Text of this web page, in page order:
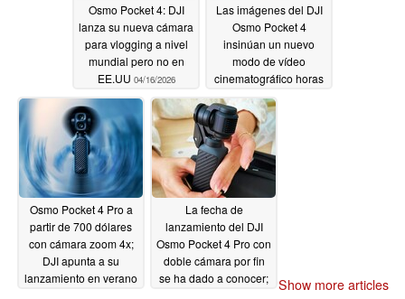
Osmo Pocket 4: DJI
lanza su nueva cámara
para vlogging a nivel
mundial pero no en
EE.UU 04/16/2026
Las imágenes del DJI
Osmo Pocket 4
insinúan un nuevo
modo de vídeo
cinematográfico horas
antes de su
lanzamiento
Osmo Pocket 4 Pro a
partir de 700 dólares
con cámara zoom 4x;
DJI apunta a su
lanzamiento en verano
La fecha de
lanzamiento del DJI
Osmo Pocket 4 Pro con
doble cámara por fin
se ha dado a conocer;
Show more articles